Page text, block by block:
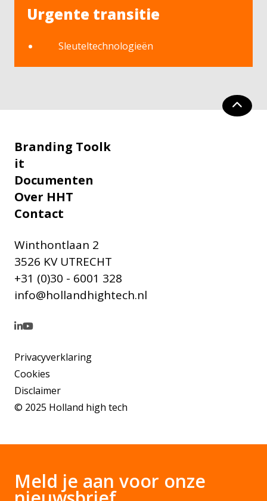
Urgente transitie
Sleuteltechnologieën
Branding Toolk
it
Documenten
Over HHT
Contact
Winthontlaan 2
3526 KV UTRECHT
+31 (0)30 - 6001 328
info@hollandhightech.nl
© 2025 Holland high tech
Privacyverklaring
Cookies
Disclaimer
Meld je aan voor onze